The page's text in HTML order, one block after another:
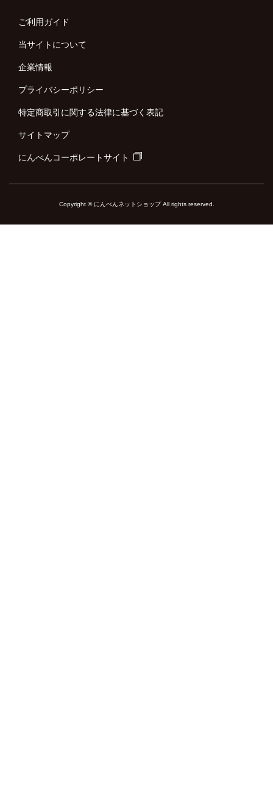
ご利用ガイド
当サイトについて
企業情報
プライバシーポリシー
特定商取引に関する法律に基づく表記
サイトマップ
にんべんコーポレートサイト
Copyright © にんべんネットショップ All rights reserved.